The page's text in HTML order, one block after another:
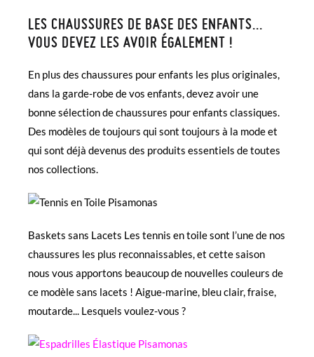
LES CHAUSSURES DE BASE DES ENFANTS...
VOUS DEVEZ LES AVOIR ÉGALEMENT !
En plus des chaussures pour enfants les plus originales,
dans la garde-robe de vos enfants, devez avoir une
bonne sélection de chaussures pour enfants classiques.
Des modèles de toujours qui sont toujours à la mode et
qui sont déjà devenus des produits essentiels de toutes
nos collections.
Baskets sans Lacets Les tennis en toile sont l’une de nos
chaussures les plus reconnaissables, et cette saison
nous vous apportons beaucoup de nouvelles couleurs de
ce modèle sans lacets ! Aigue-marine, bleu clair, fraise,
moutarde... Lesquels voulez-vous ?